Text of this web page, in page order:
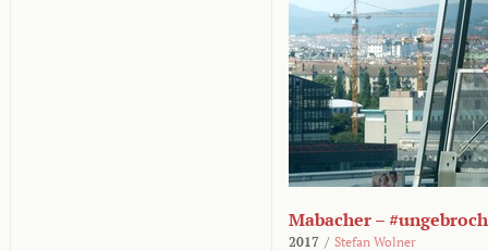
Mabacher –
2017 / Stefan Wolner